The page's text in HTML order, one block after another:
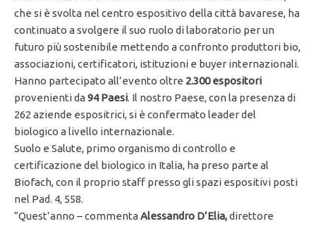
che si è svolta nel centro espositivo della città bavarese, ha
continuato a svolgere il suo ruolo di laboratorio per un
futuro più sostenibile mettendo a confronto produttori bio,
associazioni, certificatori, istituzioni e buyer internazionali.
Hanno partecipato all’evento oltre 2.300 espositori
provenienti da94 Paesi. Il nostro Paese, con la presenza di
262 aziende espositrici, si è confermato leader del
biologico a livello internazionale.
Suolo e Salute, primo organismo di controllo e
certificazione del biologico in Italia, ha preso parte al
Biofach, con il proprio staff presso gli spazi espositivi posti
nel Pad. 4, 558.
“Quest’anno – commentaAlessandro D’Elia,direttore